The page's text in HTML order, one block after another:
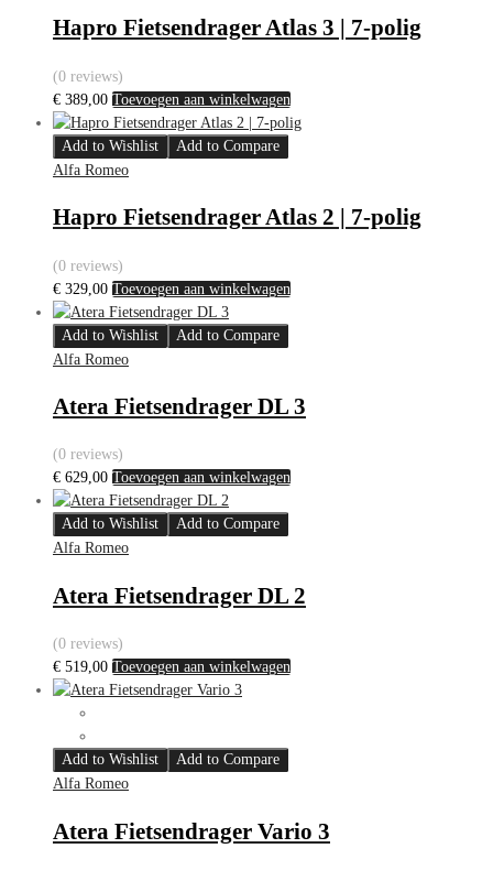
Hapro Fietsendrager Atlas 3 | 7-polig
(0 reviews)
€ 389,00 Toevoegen aan winkelwagen
Add to Wishlist
Add to Compare
Alfa Romeo
Hapro Fietsendrager Atlas 2 | 7-polig
(0 reviews)
€ 329,00 Toevoegen aan winkelwagen
Add to Wishlist
Add to Compare
Alfa Romeo
Atera Fietsendrager DL 3
(0 reviews)
€ 629,00 Toevoegen aan winkelwagen
Add to Wishlist
Add to Compare
Alfa Romeo
Atera Fietsendrager DL 2
(0 reviews)
€ 519,00 Toevoegen aan winkelwagen
Add to Wishlist
Add to Compare
Alfa Romeo
Atera Fietsendrager Vario 3